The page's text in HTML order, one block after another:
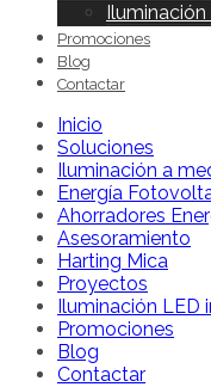
Promociones
Blog
Contactar
Inicio
Soluciones
Iluminación a
Energía
Ahorradores
Asesoramiento
Harting Mica
Proyectos
Iluminación LED
Promociones
Blog
Contactar